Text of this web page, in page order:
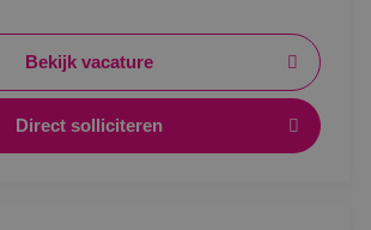
Bekijk vacature
Direct solliciteren